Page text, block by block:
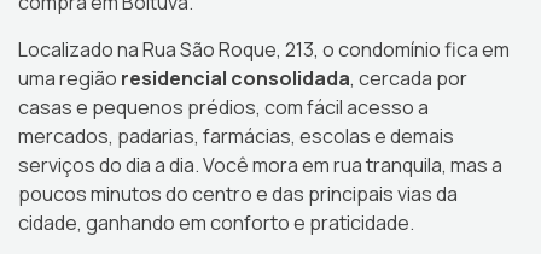
Localizado na Rua São Roque, 213, o condomínio fica em
uma região residencial consolidada, cercada por
casas e pequenos prédios, com fácil acesso a
mercados, padarias, farmácias, escolas e demais
serviços do dia a dia. Você mora em rua tranquila, mas a
poucos minutos do centro e das principais vias da
cidade, ganhando em conforto e praticidade.